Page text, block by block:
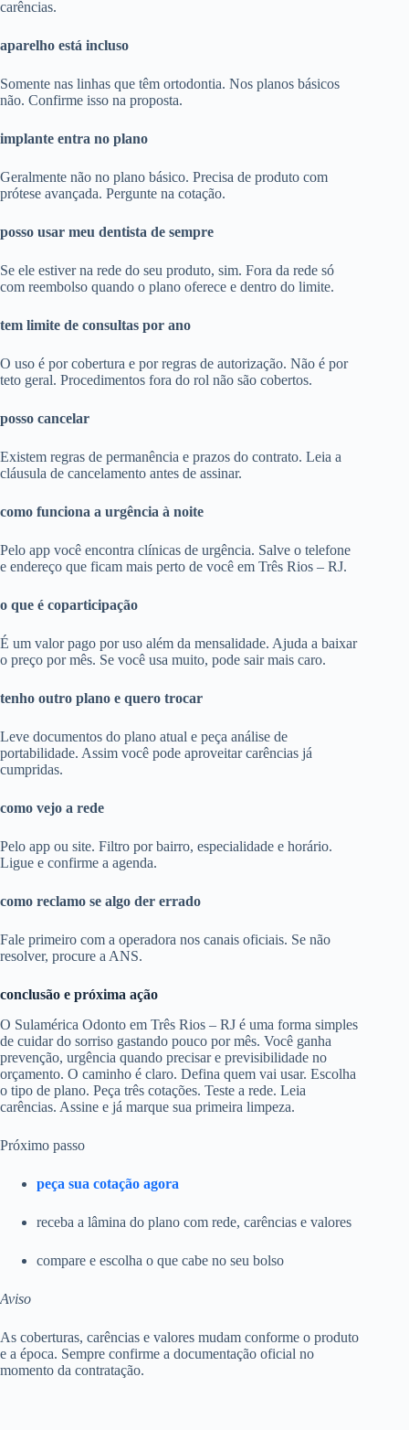
carências.
aparelho está incluso
Somente nas linhas que têm ortodontia. Nos planos básicos
não. Confirme isso na proposta.
implante entra no plano
Geralmente não no plano básico. Precisa de produto com
prótese avançada. Pergunte na cotação.
posso usar meu dentista de sempre
Se ele estiver na rede do seu produto, sim. Fora da rede só
com reembolso quando o plano oferece e dentro do limite.
tem limite de consultas por ano
O uso é por cobertura e por regras de autorização. Não é por
teto geral. Procedimentos fora do rol não são cobertos.
posso cancelar
Existem regras de permanência e prazos do contrato. Leia a
cláusula de cancelamento antes de assinar.
como funciona a urgência à noite
Pelo app você encontra clínicas de urgência. Salve o telefone
e endereço que ficam mais perto de você em Três Rios – RJ.
o que é coparticipação
É um valor pago por uso além da mensalidade. Ajuda a baixar
o preço por mês. Se você usa muito, pode sair mais caro.
tenho outro plano e quero trocar
Leve documentos do plano atual e peça análise de
portabilidade. Assim você pode aproveitar carências já
cumpridas.
como vejo a rede
Pelo app ou site. Filtro por bairro, especialidade e horário.
Ligue e confirme a agenda.
como reclamo se algo der errado
Fale primeiro com a operadora nos canais oficiais. Se não
resolver, procure a ANS.
conclusão e próxima ação
O Sulamérica Odonto em Três Rios – RJ é uma forma simples
de cuidar do sorriso gastando pouco por mês. Você ganha
prevenção, urgência quando precisar e previsibilidade no
orçamento. O caminho é claro. Defina quem vai usar. Escolha
o tipo de plano. Peça três cotações. Teste a rede. Leia
carências. Assine e já marque sua primeira limpeza.
Próximo passo
peça sua cotação agora
receba a lâmina do plano com rede, carências e valores
compare e escolha o que cabe no seu bolso
Aviso
As coberturas, carências e valores mudam conforme o produto
e a época. Sempre confirme a documentação oficial no
momento da contratação.